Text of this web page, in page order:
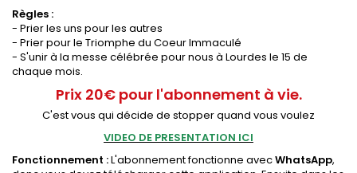
Règles :
- Prier les uns pour les autres
- Prier pour le Triomphe du Coeur Immaculé
- S'unir à la messe célébrée pour nous à Lourdes le 15 de
chaque mois.
Prix 20€ pour l'abonnement à vie.
C'est vous qui décide de stopper quand vous voulez
VIDEO DE PRESENTATION ICI
Fonctionnement :L'abonnement fonctionne avecWhatsApp,